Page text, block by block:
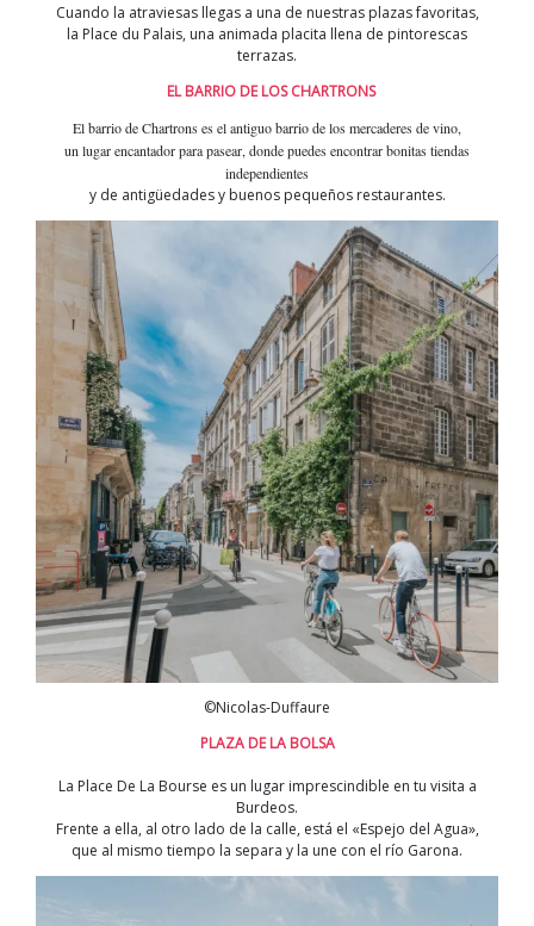
Cuando la atraviesas llegas a una de nuestras plazas favoritas,
la Place du Palais, una animada placita llena de pintorescas
terrazas.
EL BARRIO DE LOS CHARTRONS
El barrio de Chartrons es el antiguo barrio de los mercaderes de vino,
un lugar encantador para pasear, donde puedes encontrar bonitas tiendas
independientes
y de antigüedades y buenos pequeños restaurantes.
©Nicolas-Duffaure
PLAZA DE LA BOLSA
La Place De La Bourse es un lugar imprescindible en tu visita a
Burdeos.
Frente a ella, al otro lado de la calle, está el «Espejo del Agua»,
que al mismo tiempo la separa y la une con el río Garona.